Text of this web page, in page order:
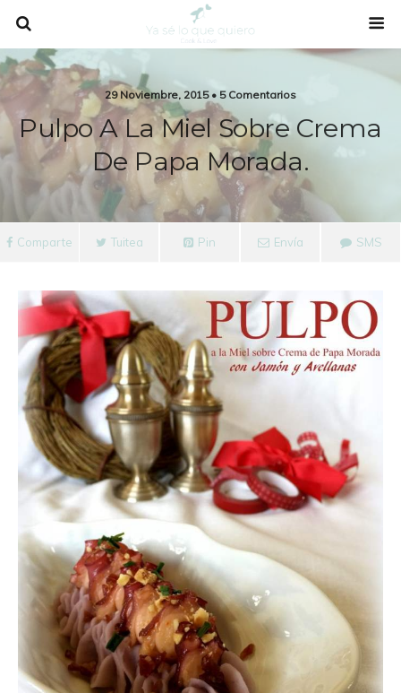
29 Noviembre, 2015 • 5 Comentarios
Pulpo A La Miel Sobre Crema
De Papa Morada.
Comparte Tuitea Pin Envía SMS